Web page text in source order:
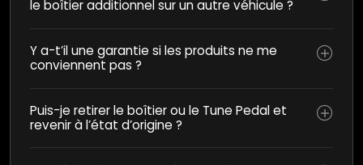
le boîtier additionnel sur un autre véhicule ?
Y a-t’il une garantie si les produits ne me
conviennent pas ?
Puis-je retirer le boîtier ou le Tune Pedal et
revenir à l’état d’origine ?